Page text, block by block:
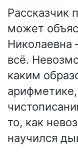
Рассказчик
может
Николаевна
всё.
каким
то, как
научился